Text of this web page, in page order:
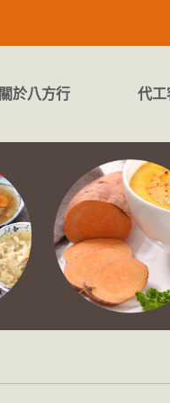
關於八方行 代工